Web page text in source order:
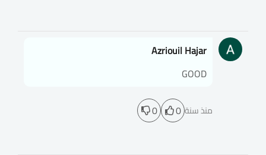
Azriouil Hajar
GOOD
منذ سنة 0
0